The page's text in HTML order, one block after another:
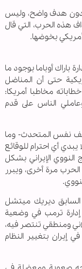
دون هدف واضح، وليس
هذه الحرب، التي قال
بخوضها.
باراك أوباما بوجود ما
حتى أن المناضل
مخاطبا أمريكا:
الناس على قدم
نفس المتحدث- وما
أي احترام للوقائع
النووي الإيراني بشكل
يعود إلى الحرب مرة أخرى، ويبرر
السابق ديريك ميتشل
ترمب في وضعية
ومنطقي تنتصر فيه،
إيران بتغيير النظام